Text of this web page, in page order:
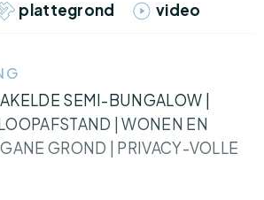
plattegrond video
SEMI-BUNGALOW |
| WONEN EN
GROND | PRIVACY-VOLLE